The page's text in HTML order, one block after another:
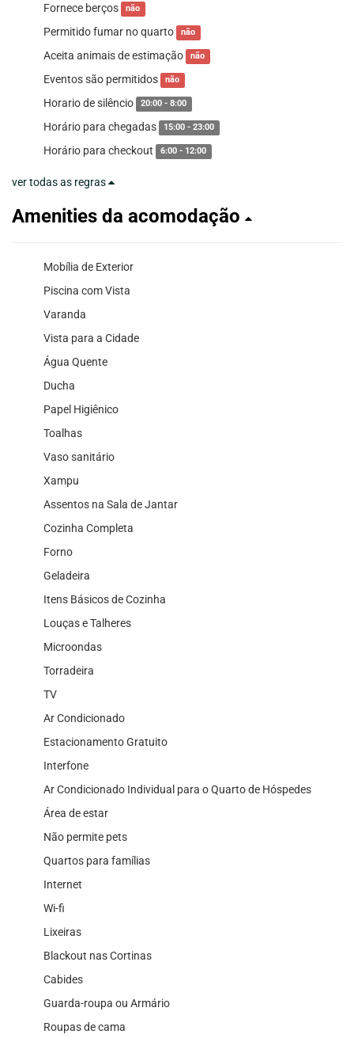
Fornece berços não
Permitido fumar no quarto não
Aceita animais de estimação não
Eventos são permitidos não
Horario de silêncio 20:00 - 8:00
Horário para chegadas 15:00 - 23:00
Horário para checkout 6:00 - 12:00
ver todas as regras
Amenities da acomodação
Mobília de Exterior
Piscina com Vista
Varanda
Vista para a Cidade
Água Quente
Ducha
Papel Higiênico
Toalhas
Vaso sanitário
Xampu
Assentos na Sala de Jantar
Cozinha Completa
Forno
Geladeira
Itens Básicos de Cozinha
Louças e Talheres
Microondas
Torradeira
TV
Ar Condicionado
Estacionamento Gratuito
Interfone
Ar Condicionado Individual para o Quarto de Hóspedes
Área de estar
Não permite pets
Quartos para famílias
Internet
Wi-fi
Lixeiras
Blackout nas Cortinas
Cabides
Guarda-roupa ou Armário
Roupas de cama